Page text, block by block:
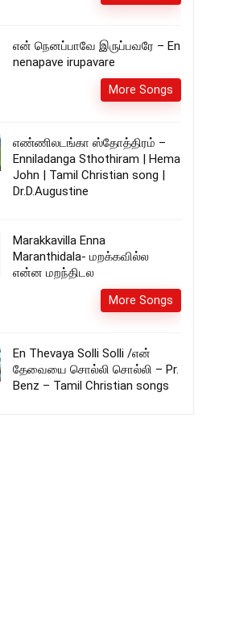
என் நெனப்பாவே இருப்பவரே – En
nenapave irupavare
More Songs
எண்ணிலடங்கா ஸ்தோத்திரம் –
Enniladanga Sthothiram | Hema
John | Tamil Christian song |
Dr.D.Augustine
Marakkavilla Enna
Maranthidala- மறக்கவில்ல
என்ன மறந்திடல
More Songs
En Thevaya Solli Solli /என்
தேவையை சொல்லி சொல்லி – Pr.
Benz – Tamil Christian songs